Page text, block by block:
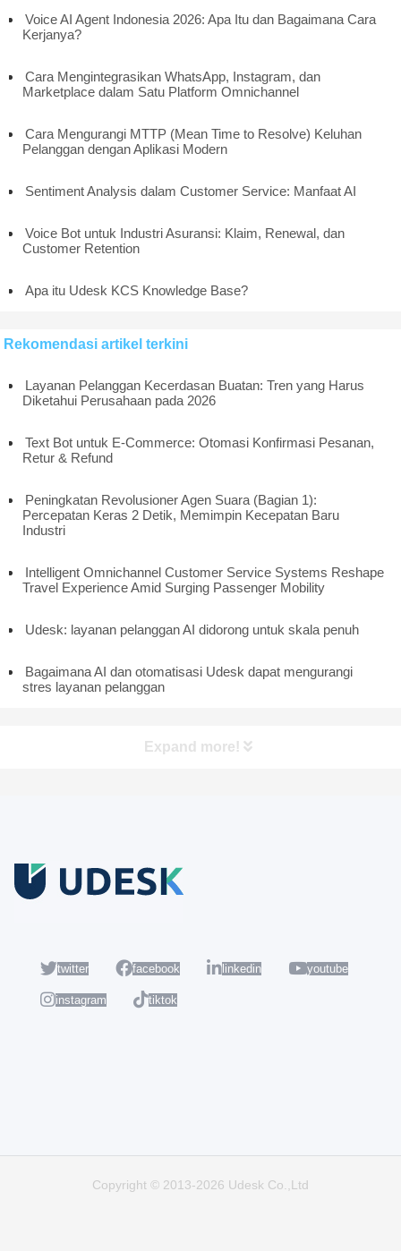
Voice AI Agent Indonesia 2026: Apa Itu dan Bagaimana Cara
Kerjanya?
Cara Mengintegrasikan WhatsApp, Instagram, dan
Marketplace dalam Satu Platform Omnichannel
Cara Mengurangi MTTР (Mean Time to Resolve) Keluhan
Pelanggan dengan Aplikasi Modern
Sentiment Analysis dalam Customer Service: Manfaat AI
Voice Bot untuk Industri Asuransi: Klaim, Renewal, dan
Customer Retention
Apa itu Udesk KCS Knowledge Base?
Rekomendasi artikel terkini
Layanan Pelanggan Kecerdasan Buatan: Tren yang Harus
Diketahui Perusahaan pada 2026
Text Bot untuk E-Commerce: Otomasi Konfirmasi Pesanan,
Retur & Refund
Peningkatan Revolusioner Agen Suara (Bagian 1):
Percepatan Keras 2 Detik, Memimpin Kecepatan Baru
Industri
Intelligent Omnichannel Customer Service Systems Reshape
Travel Experience Amid Surging Passenger Mobility
Udesk: layanan pelanggan AI didorong untuk skala penuh
Bagaimana AI dan otomatisasi Udesk dapat mengurangi
stres layanan pelanggan
Expand more!
twitter facebook linkedin youtube
instagram tiktok
Copyright © 2013-2026 Udesk Co.,Ltd